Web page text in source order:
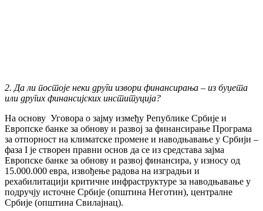
2. Да ли постоје неки други извори финансирања – из буџета
или других финансијских институција?
На основу Уговора о зајму између Републике Србије и
Европске банке за обнову и развој за финансирање Програма
за отпорност на климатске промене и наводњавање у Србији –
фаза I је створен правни основ да се из средстава зајма
Европске банке за обнову и развој финансира, у износу од
15.000.000 евра, извођење радова на изградњи и
рехабилитацији критичне инфраструктуре за наводњавање у
подручју источне Србије (општина Неготин), централне
Србије (општина Свилајнац).